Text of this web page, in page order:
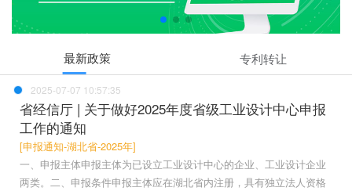
最新政策 专利转让
2025-07-07 10:57:35
省经信厅 | 关于做好2025年度省级工业设计中心申报
工作的通知
[申报通知-湖北省-2025年]
一、申报主体申报主体为已设立工业设计中心的企业、工业设计企业
两类。二、申报条件申报主体应在湖北省内注册，具有独立法人资格